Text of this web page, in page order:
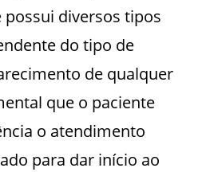
diversos tipos
do tipo de
de qualquer
que o paciente
o atendimento
para dar início ao